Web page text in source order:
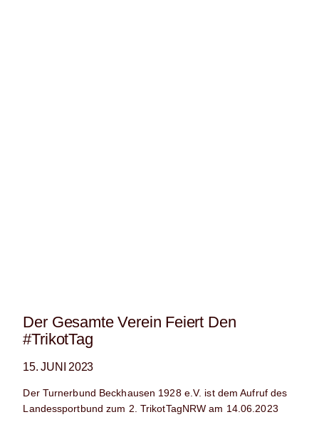
Der Gesamte Verein Feiert Den
#TrikotTag
15. JUNI 2023
Der Turnerbund Beckhausen 1928 e.V. ist dem Aufruf des
Landessportbund zum 2. TrikotTagNRW am 14.06.2023